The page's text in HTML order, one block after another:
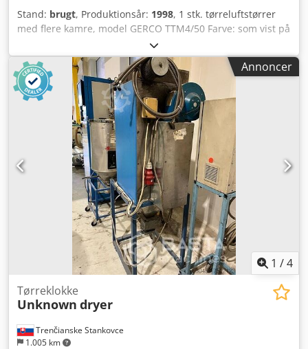
Stand: brugt, Produktionsår: 1998, 1 stk. tørreluftstørrer
med flere kamre, model GERCO TTM4/50 Farve: som vist på
billedet, i overensstemmelse med billederne og ved
inspektion Årstal: 1998 Dcodpfx Aozqci Tsb Rek Tilstand:
brugt
Annoncer
1 /4
Trenčianske Stankovce
1.005 km
Tørreklokke
Unknown dryer